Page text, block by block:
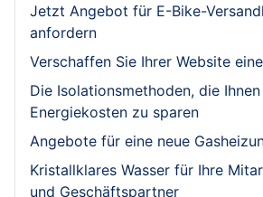
Jetzt Angebot für E-Bike-
anfordern
Verschaffen Sie Ihrer Website
Die Isolationsmethoden, die
Energiekosten zu sparen
Angebote für eine neue
Kristallklares Wasser für Ihre
und Geschäftspartner